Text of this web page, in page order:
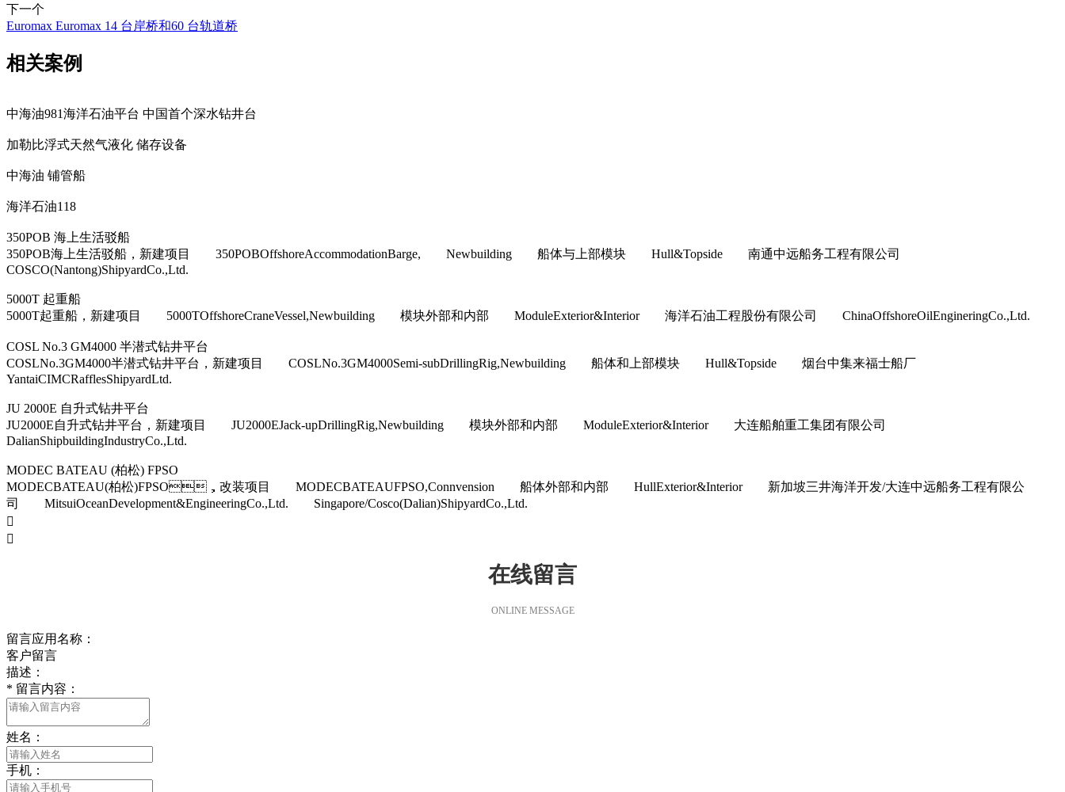
下一个
Euromax Euromax 14 台岸桥和60 台轨道桥
相关案例
中海油981海洋石油平台 中国首个深水钻井台
加勒比浮式天然气液化 储存设备
中海油 铺管船
海洋石油118
350POB 海上生活驳船
350POB海上生活驳船，新建项目 350POBOffshoreAccommodationBarge, Newbuilding 船体与上部模块 Hull&Topside 南通中远船务工程有限公司
COSCO(Nantong)ShipyardCo.,Ltd.
5000T 起重船
5000T起重船，新建项目 5000TOffshoreCraneVessel,Newbuilding 模块外部和内部 ModuleExterior&Interior 海洋石油工程股份有限公司 ChinaOffshoreOilEngineringCo.,Ltd.
COSL No.3 GM4000 半潜式钻井平台
COSLNo.3GM4000半潜式钻井平台，新建项目 COSLNo.3GM4000Semi-subDrillingRig,Newbuilding 船体和上部模块 Hull&Topside 烟台中集来福士船厂
YantaiCIMCRafflesShipyardLtd.
JU 2000E 自升式钻井平台
JU2000E自升式钻井平台，新建项目 JU2000EJack-upDrillingRig,Newbuilding 模块外部和内部 ModuleExterior&Interior 大连船舶重工集团有限公司
DalianShipbuildingIndustryCo.,Ltd.
MODEC BATEAU (柏松) FPSO
MODECBATEAU(柏松)FPSO，改装项目 MODECBATEAUFPSO,Connvension 船体外部和内部 HullExterior&Interior 新加坡三井海洋开发/大连中远船务工程有限公
司 MitsuiOceanDevelopment&EngineeringCo.,Ltd. Singapore/Cosco(Dalian)ShipyardCo.,Ltd.


在线留言
ONLINE MESSAGE
留言应用名称：
客户留言
描述：
* 留言内容：
姓名：
手机：